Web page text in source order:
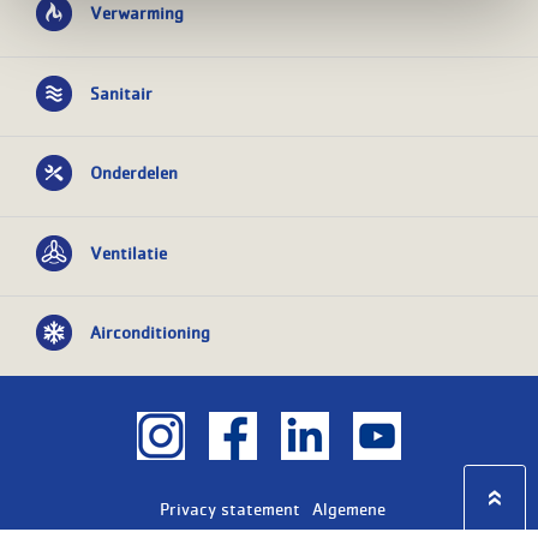
Verwarming
Sanitair
Onderdelen
Ventilatie
Airconditioning
Privacy statement
Algemene